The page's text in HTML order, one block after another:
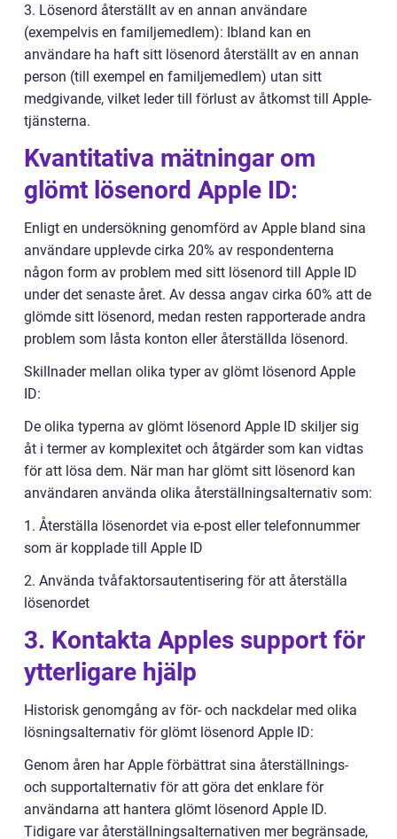
3. Lösenord återställt av en annan användare
(exempelvis en familjemedlem): Ibland kan en
användare ha haft sitt lösenord återställt av en annan
person (till exempel en familjemedlem) utan sitt
medgivande, vilket leder till förlust av åtkomst till Apple-
tjänsterna.
Kvantitativa mätningar om
glömt lösenord Apple ID:
Enligt en undersökning genomförd av Apple bland sina
användare upplevde cirka 20% av respondenterna
någon form av problem med sitt lösenord till Apple ID
under det senaste året. Av dessa angav cirka 60% att de
glömde sitt lösenord, medan resten rapporterade andra
problem som låsta konton eller återställda lösenord.
Skillnader mellan olika typer av glömt lösenord Apple
ID:
De olika typerna av glömt lösenord Apple ID skiljer sig
åt i termer av komplexitet och åtgärder som kan vidtas
för att lösa dem. När man har glömt sitt lösenord kan
användaren använda olika återställningsalternativ som:
1. Återställa lösenordet via e-post eller telefonnummer
som är kopplade till Apple ID
2. Använda tvåfaktorsautentisering för att återställa
lösenordet
3. Kontakta Apples support för
ytterligare hjälp
Historisk genomgång av för- och nackdelar med olika
lösningsalternativ för glömt lösenord Apple ID:
Genom åren har Apple förbättrat sina återställnings-
och supportalternativ för att göra det enklare för
användarna att hantera glömt lösenord Apple ID.
Tidigare var återställningsalternativen mer begränsade,